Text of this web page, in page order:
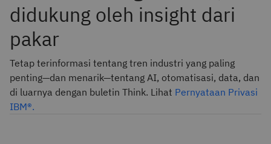
didukung oleh insight dari
pakar
Tetap terinformasi tentang tren industri yang paling
penting—dan menarik—tentang AI, otomatisasi, data, dan
di luarnya dengan buletin Think. Lihat Pernyataan Privasi
IBM®.